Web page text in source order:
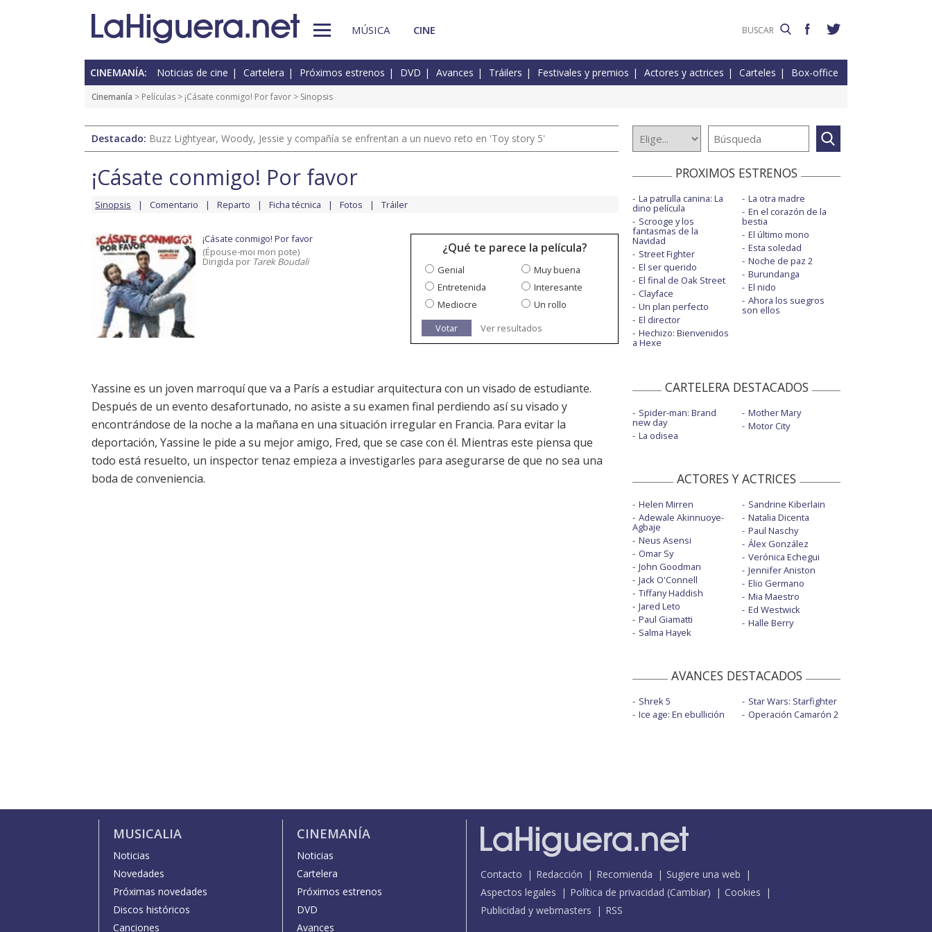
MÚSICA CINE
CINEMANÍA: Noticias de cine Cartelera Próximos estrenos DVD Avances Tráilers Festivales y premios Actores y actrices Carteles Box-office
Cinemanía > Películas > ¡Cásate conmigo! Por favor > Sinopsis
Destacado: Buzz Lightyear, Woody, Jessie y compañía se enfrentan a un nuevo reto en 'Toy story 5'
¡Cásate conmigo! Por favor
Sinopsis Comentario Reparto Ficha técnica Fotos Tráiler
¡Cásate conmigo! Por favor
(Épouse-moi mon pote)
Dirigida por Tarek Boudali
¿Qué te parece la película?
Genial
Muy buena
Entretenida
Interesante
Mediocre
Un rollo
Votar
Ver resultados
Yassine es un joven marroquí que va a París a estudiar arquitectura con un visado de estudiante.
Después de un evento desafortunado, no asiste a su examen final perdiendo así su visado y
encontrándose de la noche a la mañana en una situación irregular en Francia. Para evitar la
deportación, Yassine le pide a su mejor amigo, Fred, que se case con él. Mientras este piensa que
todo está resuelto, un inspector tenaz empieza a investigarles para asegurarse de que no sea una
boda de conveniencia.
PROXIMOS ESTRENOS
La patrulla canina: La
dino película
Scrooge y los
fantasmas de la
Navidad
Street Fighter
El ser querido
El final de Oak Street
Clayface
Un plan perfecto
El director
Hechizo: Bienvenidos
a Hexe
La otra madre
En el corazón de la
bestia
El último mono
Esta soledad
Noche de paz 2
Burundanga
El nido
Ahora los suegros
son ellos
CARTELERA DESTACADOS
Spider-man: Brand
new day
La odisea
Mother Mary
Motor City
ACTORES Y ACTRICES
Helen Mirren
Adewale Akinnuoye-
Agbaje
Neus Asensi
Omar Sy
John Goodman
Jack O'Connell
Tiffany Haddish
Jared Leto
Paul Giamatti
Salma Hayek
Sandrine Kiberlain
Natalia Dicenta
Paul Naschy
Álex González
Verónica Echegui
Jennifer Aniston
Elio Germano
Mia Maestro
Ed Westwick
Halle Berry
AVANCES DESTACADOS
Shrek 5
Ice age: En ebullición
Star Wars: Starfighter
Operación Camarón 2
MUSICALIA
Noticias
Novedades
Próximas novedades
Discos históricos
Canciones
CINEMANÍA
Noticias
Cartelera
Próximos estrenos
DVD
Avances
Contacto Redacción Recomienda
Sugiere una web
Aspectos legales
Política de privacidad (Cambiar)
Cookies
Publicidad y webmasters
RSS